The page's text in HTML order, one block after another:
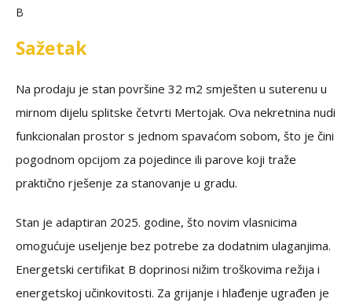
B
Sažetak
Na prodaju je stan površine 32 m2 smješten u suterenu u
mirnom dijelu splitske četvrti Mertojak. Ova nekretnina nudi
funkcionalan prostor s jednom spavaćom sobom, što je čini
pogodnom opcijom za pojedince ili parove koji traže
praktično rješenje za stanovanje u gradu.
Stan je adaptiran 2025. godine, što novim vlasnicima
omogućuje useljenje bez potrebe za dodatnim ulaganjima.
Energetski certifikat B doprinosi nižim troškovima režija i
energetskoj učinkovitosti. Za grijanje i hlađenje ugrađen je